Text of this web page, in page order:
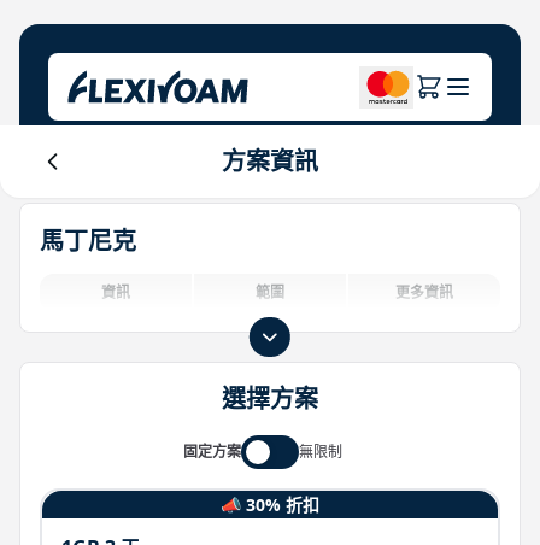
投資者中心
物聯網解決方案
幫助中心
品牌專區
Login
方案資訊
馬丁尼克
資訊 範圍 更多資訊
選擇方案
固定方案 無限制
📣 30% 折扣